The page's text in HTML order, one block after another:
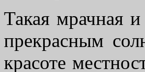
Такая мрачная
прекрасным
красоте